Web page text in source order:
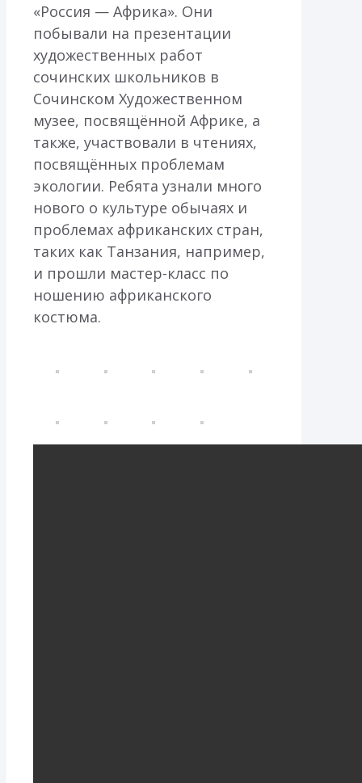
«Россия — Африка». Они
побывали на презентации
художественных работ
сочинских школьников в
Сочинском Художественном
музее, посвящённой Африке, а
также, участвовали в чтениях,
посвящённых проблемам
экологии. Ребята узнали много
нового о культуре обычаях и
проблемах африканских стран,
таких как Танзания, например,
и прошли мастер-класс по
ношению африканского
костюма.